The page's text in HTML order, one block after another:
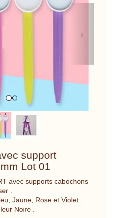
support
Lot 01
avec supports cabochons
.
Jaune, Rose et Violet .
Noire .